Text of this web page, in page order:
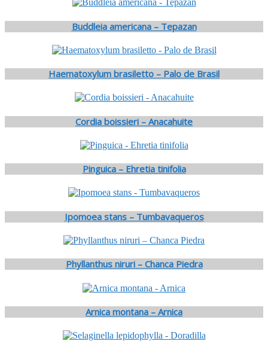
Buddleia americana – Tepazan
Haematoxylum brasiletto – Palo de Brasil
Cordia boissieri – Anacahuite
Pinguica – Ehretia tinifolia
Ipomoea stans – Tumbavaqueros
Phyllanthus niruri – Chanca Piedra
Arnica montana – Arnica